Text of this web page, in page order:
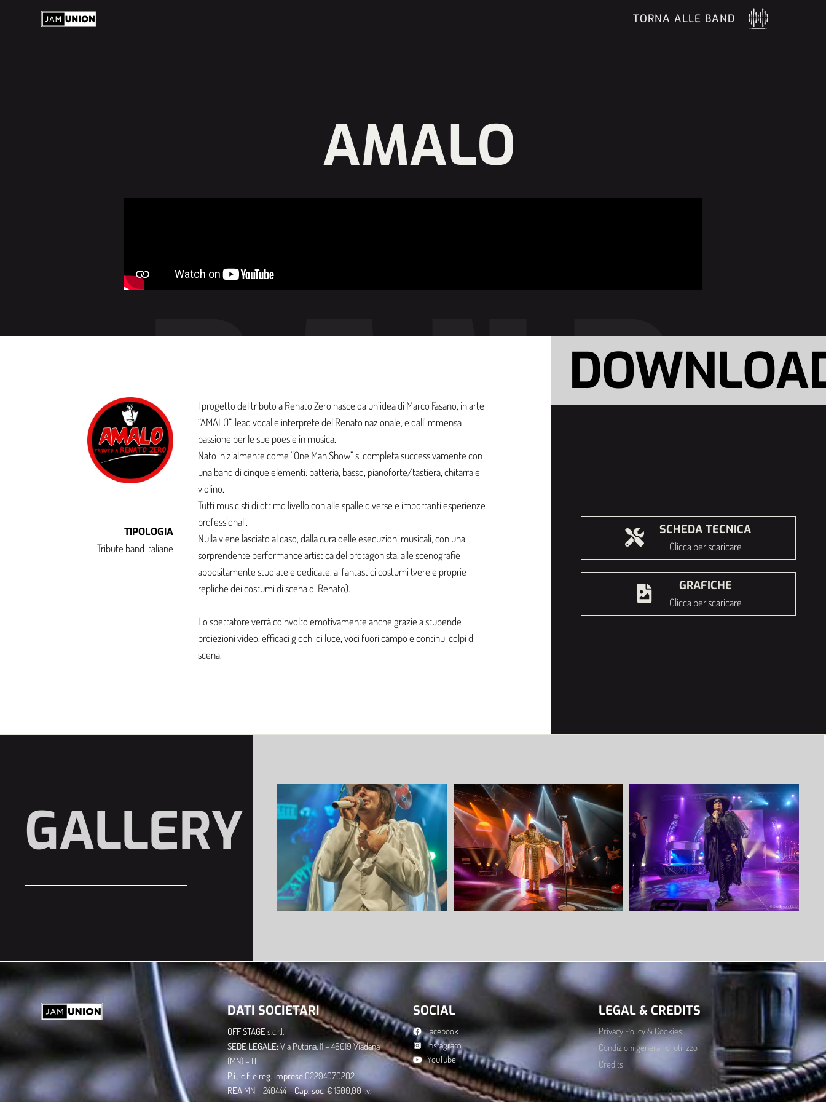
TORNA ALLE BAND
BAND
AMALO
TIPOLOGIA
Tribute band italiane
l progetto del tributo a Renato Zero nasce da un’idea di Marco Fasano, in arte
“AMALO“, lead vocal e interprete del Renato nazionale, e dall’immensa
passione per le sue poesie in musica.
Nato inizialmente come “One Man Show” si completa successivamente con
una band di cinque elementi: batteria, basso, pianoforte/tastiera, chitarra e
violino.
Tutti musicisti di ottimo livello con alle spalle diverse e importanti esperienze
professionali.
Nulla viene lasciato al caso, dalla cura delle esecuzioni musicali, con una
sorprendente performance artistica del protagonista, alle scenografie
appositamente studiate e dedicate, ai fantastici costumi (vere e proprie
repliche dei costumi di scena di Renato).
Lo spettatore verrà coinvolto emotivamente anche grazie a stupende
proiezioni video, efficaci giochi di luce, voci fuori campo e continui colpi di
scena.
SCHEDA TECNICA
Clicca per scaricare
GRAFICHE
Clicca per scaricare
GALLERY
DATI SOCIETARI
OFF STAGEs.c.r.l.
​SEDE LEGALE:Via Puttina, 11 – 46019 Viadana
(MN) – IT
P.i., c.f. e reg. imprese02294070202
​REAMN – 240444 –Cap. soc. € 1500,00 i.v.
SOCIAL
Facebook
Instagram
YouTube
LEGAL & CREDITS
Privacy Policy & Cookies
Condizioni generali di utilizzo
Credits